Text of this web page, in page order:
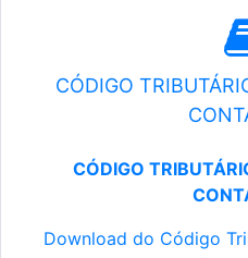
CÓDIGO
CÓDIGO
Download do Código